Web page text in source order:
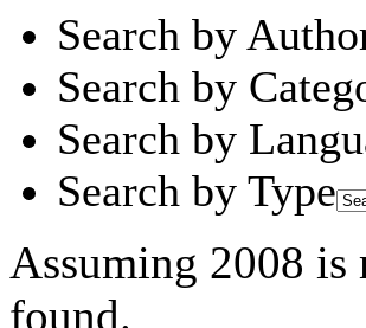
Search by
Search by
Search by
Search by Type
Assuming 2008 is
found.